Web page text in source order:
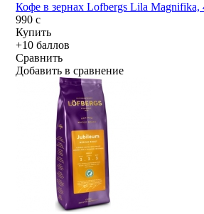
Кофе в зернах Lofbergs Lila Magnifika,
990c
Купить
+10 баллов
Сравнить
Добавить в сравнение